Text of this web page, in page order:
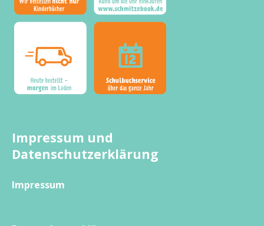
Impressum und
Datenschutzerklärung
Impressum